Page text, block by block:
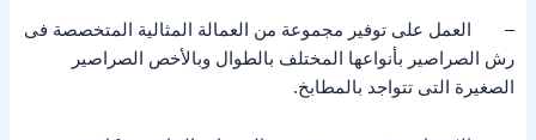
– العمل على توفير مجموعة من العمالة المثالية المتخصصة فى
رش الصراصير بأنواعها المختلف بالطوال وبالأخص الصراصير
الصغيرة التى تتواجد بالمطابخ.